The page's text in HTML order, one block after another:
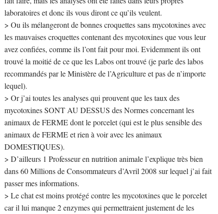
laboratoires et donc ils vous diront ce qu’ils veulent.
> Ou ils mélangeront de bonnes croquettes sans mycotoxines avec
les mauvaises croquettes contenant des mycotoxines que vous leur
avez confiées, comme ils l’ont fait pour moi. Evidemment ils ont
trouvé la moitié de ce que les Labos ont trouvé (je parle des labos
recommandés par le Ministère de l’Agriculture et pas de n’importe
lequel).
> Or j’ai toutes les analyses qui prouvent que les taux des
mycotoxines SONT AU DESSUS des Normes concernant les
animaux de FERME dont le porcelet (qui est le plus sensible des
animaux de FERME et rien à voir avec les animaux
DOMESTIQUES).
> D’ailleurs 1 Professeur en nutrition animale l’explique très bien
dans 60 Millions de Consommateurs d’Avril 2008 sur lequel j’ai fait
passer mes informations.
> Le chat est moins protégé contre les mycotoxines que le porcelet
car il lui manque 2 enzymes qui permettraient justement de les